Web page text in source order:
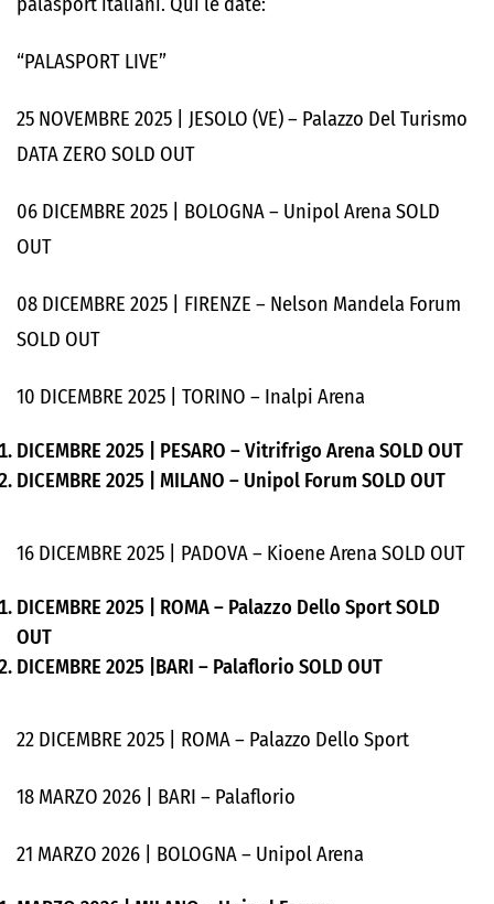
“PALASPORT LIVE”
25 NOVEMBRE 2025 | JESOLO (VE) – Palazzo Del Turismo
DATA ZERO SOLD OUT
06 DICEMBRE 2025 | BOLOGNA – Unipol Arena SOLD
OUT
08 DICEMBRE 2025 | FIRENZE – Nelson Mandela Forum
SOLD OUT
10 DICEMBRE 2025 | TORINO – Inalpi Arena
DICEMBRE 2025 | PESARO – Vitrifrigo Arena SOLD OUT
DICEMBRE 2025 | MILANO – Unipol Forum SOLD OUT
16 DICEMBRE 2025 | PADOVA – Kioene Arena SOLD OUT
DICEMBRE 2025 | ROMA – Palazzo Dello Sport SOLD
OUT
DICEMBRE 2025 |BARI – Palaflorio SOLD OUT
22 DICEMBRE 2025 | ROMA – Palazzo Dello Sport
18 MARZO 2026 | BARI – Palaflorio
21 MARZO 2026 | BOLOGNA – Unipol Arena